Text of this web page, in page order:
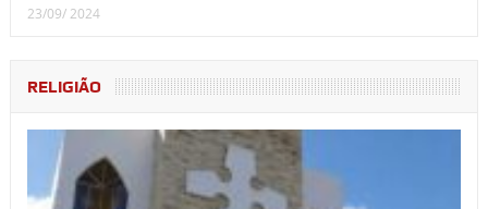
23/09/ 2024
RELIGIÃO